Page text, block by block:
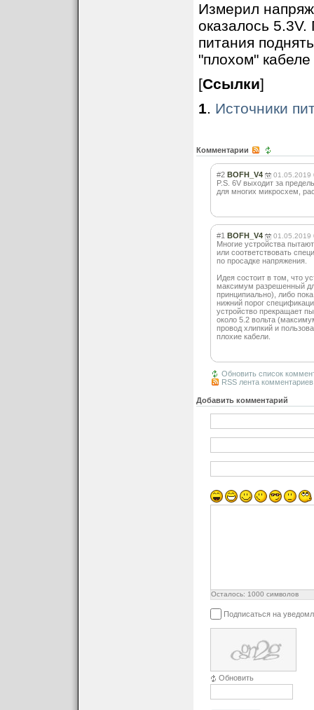
Измерил
оказалось
питания
"плохом"
[Ссылки]
1. Источники
Комментарии
#2 BOFH_V4 01.05.2019
P.S. 6V выходит за
для многих микросхем,
#1 BOFH_V4 01.05.2019
Многие устройства
или соответствовать
по просадке напряжения.
Идея состоит в том, что
максимум разрешенный
принципиально), либо
нижний порог
устройство прекращает
около 5.2 вольта
провод хлипкий и
плохие кабели.
Обновить список
RSS лента
Добавить комментарий
Осталось: 1000 символов
Подписаться на
Обновить